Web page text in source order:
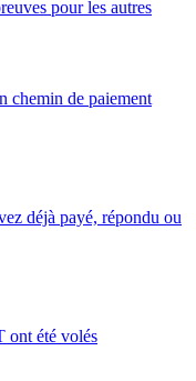
pour les autres
chemin de paiement
déjà payé, répondu ou
ont été volés